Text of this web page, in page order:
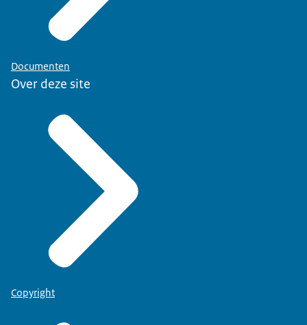
Documenten
Over deze site
Copyright